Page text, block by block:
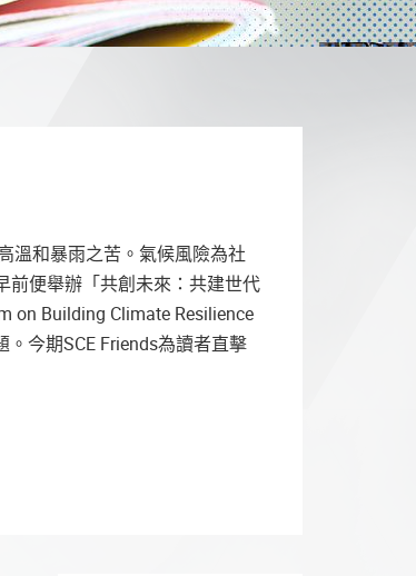
溫和暴雨之苦。氣候風險為社
前便舉辦「共創未來：共建世代
on Building Climate Resilience
今期SCE Friends為讀者直擊